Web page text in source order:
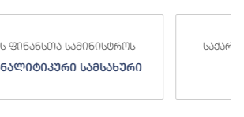
ფინანსთა სამინისტროს
სამსახური